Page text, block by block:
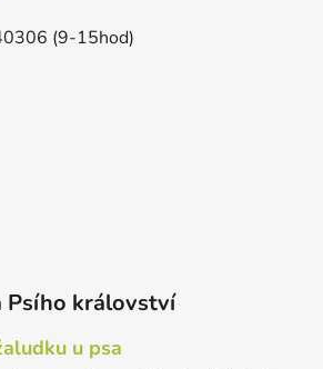
(9-15hod)
Psího království
u psa